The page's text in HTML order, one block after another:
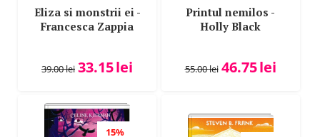
Eliza si monstrii ei -
Francesca Zappia
39.00lei 33.15lei
Printul nemilos -
Holly Black
55.00lei 46.75lei
15%